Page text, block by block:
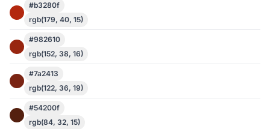
#b3280f
rgb(179, 40, 15)
#982610
rgb(152, 38, 16)
#7a2413
rgb(122, 36, 19)
#54200f
rgb(84, 32, 15)